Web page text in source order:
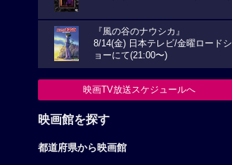
『風の谷のナウシカ』
8/14(金) 日本テレビ/金曜ロードシ
ョーにて(21:00〜)
映画TV放送スケジュールへ
映画館を探す
都道府県から映画館